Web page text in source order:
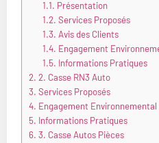
1.1. Présentation
1.2. Services Proposés
1.3. Avis des Clients
1.4. Engagement
1.5. Informations Pratiques
2. 2. Casse RN3 Auto
3. Services Proposés
4. Engagement Environnemental
5. Informations Pratiques
6. 3. Casse Autos Pièces